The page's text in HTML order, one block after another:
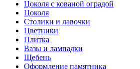
Цоколя с кованой оградой
Цоколя
Столики и лавочки
Цветники
Плитка
Вазы и лампадки
Щебень
Оформление памятника